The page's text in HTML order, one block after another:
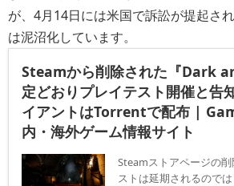
が、4月14日には米国で訴訟が提起さ
は泥沼化しています。
Steamから削除された『Dark
定どおりプレイテスト開催と告
イアントはTorrentで配布 |
内・海外ゲーム情報サイト
Steamストアページの
ストは延期されるのでは